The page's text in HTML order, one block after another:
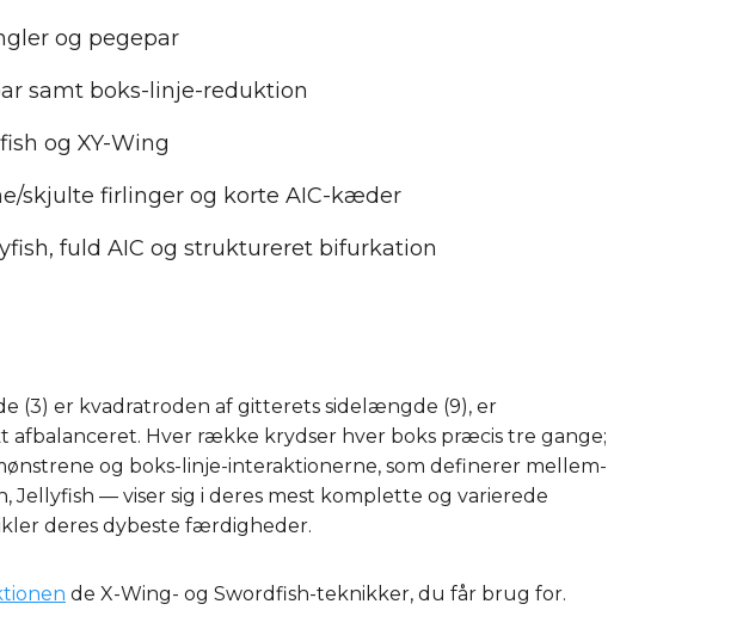
og pegepar
samt boks-linje-reduktion
og XY-Wing
skjulte firlinger og korte AIC-kæder
fuld AIC og struktureret bifurkation
(3) er kvadratroden af gitterets sidelængde (9), er
Hver række krydser hver boks præcis tre gange;
og boks-linje-interaktionerne, som definerer mellem-
Jellyfish — viser sig i deres mest komplette og varierede
deres dybeste færdigheder.
de X-Wing- og Swordfish-teknikker, du får brug for.